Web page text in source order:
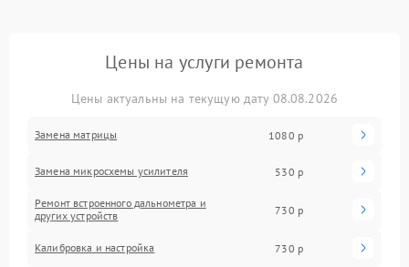
Цены на услуги ремонта
Цены актуальны на текущую дату 08.08.2026
Замена матрицы 1080 р
Замена микросхемы усилителя 530 р
Ремонт встроенного дальнометра и
других устройств
730 р
Калибровка и настройка 730 р